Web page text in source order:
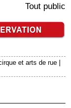
Tout public
et arts de rue |